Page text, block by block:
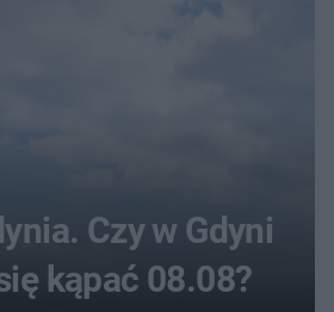
Czy w Gdyni
kąpać 08.08?